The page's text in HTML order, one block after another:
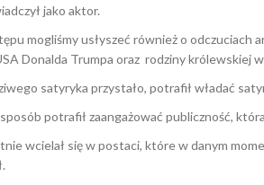
jako aktor.
mogliśmy usłyszeć również o odczuciach
Donalda Trumpa oraz rodziny królewskiej
satyryka przystało, potrafił władać
potrafił zaangażować publiczność,
wcielał się w postaci, które w danym